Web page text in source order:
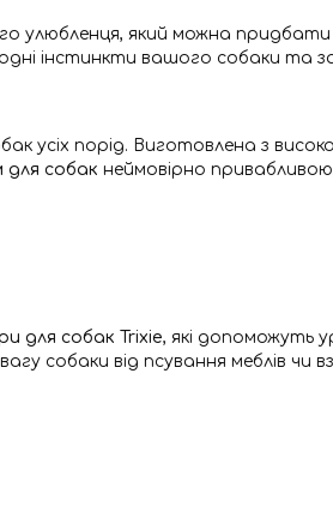
улюбленця, який можна
інстинкти вашого собаки та
усіх порід. Виготовлена з
для собак неймовірно
для собак Trixie, які допоможуть
собаки від псування меблів